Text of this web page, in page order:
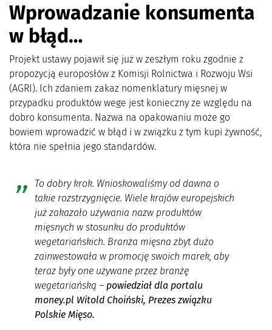
Wprowadzanie konsumenta
w błąd…
Projekt ustawy pojawił się już w zeszłym roku zgodnie z
propozycją europosłów z Komisji Rolnictwa i Rozwoju Wsi
(AGRI). Ich zdaniem zakaz nomenklatury mięsnej w
przypadku produktów wege jest konieczny ze względu na
dobro konsumenta. Nazwa na opakowaniu może go
bowiem wprowadzić w błąd i w związku z tym kupi żywność,
która nie spełnia jego standardów.
To dobry krok. Wnioskowaliśmy od dawna o
takie rozstrzygnięcie. Wiele krajów europejskich
już zakazało używania nazw produktów
mięsnych w stosunku do produktów
wegetariańskich. Branża mięsna zbyt dużo
zainwestowała w promocję swoich marek, aby
teraz były one używane przez branżę
wegetariańską – powiedział dla portalu
money.pl Witold Choiński, Prezes związku
Polskie Mięso.